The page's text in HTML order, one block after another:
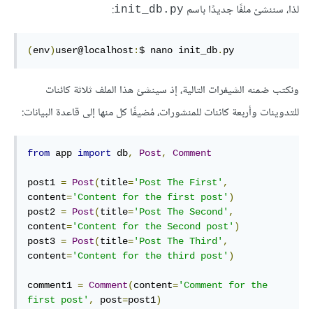
لذا، سننشئ ملفًا جديدًا باسم init_db.py
:
(env)user@localhost :$ nano init_db. py
ونكتب ضمنه الشيفرات التالية، إذ سينشئ هذا الملف ثلاثة كائنات
للتدوينات وأربعة كائنات للمنشورات، مُضيفًا كل منها إلى قاعدة البيانات:
from app import db, Post, Comment
post1 = Post(title='Post The First' ,
content='Content for the first post' )
post2 = Post(title='Post The Second' ,
content='Content for the Second post' )
post3 = Post(title='Post The Third' ,
content='Content for the third post' )
comment1 = Comment(content='Comment for the
first post' , post=post1)